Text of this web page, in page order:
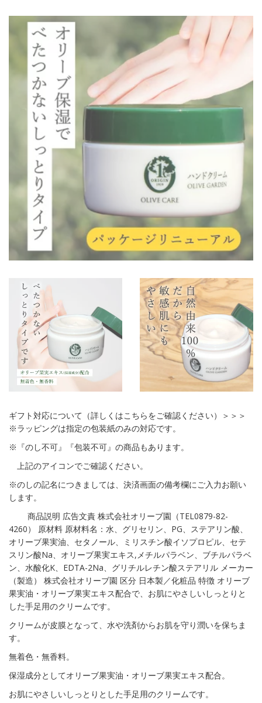
ギフト対応について（詳しくはこちらをご確認ください）＞＞＞
※ラッピングは指定の包装紙のみの対応です。
※『のし不可』『包装不可』の商品もあります。
上記のアイコンでご確認ください。
※のしの記名につきましては、決済画面の備考欄にご入力お願い
します。
商品説明 広告文責 株式会社オリーブ園（TEL0879-82-
4260） 原材料 原材料名：水、グリセリン、PG、ステアリン酸、
オリーブ果実油、セタノール、ミリスチン酸イソプロピル、セテ
スリン酸Na、オリーブ果実エキス,メチルパラベン、ブチルパラベ
ン、水酸化K、EDTA-2Na、グリチルレチン酸ステアリル メーカー
（製造） 株式会社オリーブ園 区分 日本製／化粧品 特徴 オリーブ
果実油・オリーブ果実エキス配合で、お肌にやさしいしっとりと
した手足用のクリームです。
クリームが皮膜となって、水や洗剤からお肌を守り潤いを保ちま
す。
無着色・無香料。
保湿成分としてオリーブ果実油・オリーブ果実エキス配合。
お肌にやさしいしっとりとした手足用のクリームです。